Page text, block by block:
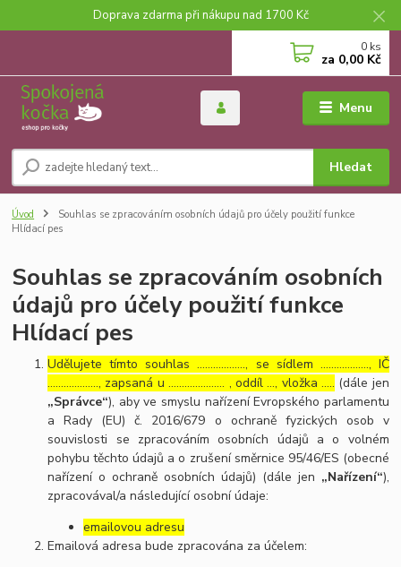
Doprava zdarma při nákupu nad 1700 Kč
Menu
Hledat
0 ks
za 0,00 Kč
Úvod
Souhlas se zpracováním osobních údajů pro účely použití funkce
Hlídací pes
Souhlas se zpracováním osobních
údajů pro účely použití funkce
Hlídací pes
Udělujete tímto souhlas ……………..., se sídlem ………………, IČ
………………., zapsaná u ………………… , oddíl …, vložka ….. (dále jen
„Správce“), aby ve smyslu nařízení Evropského parlamentu
a Rady (EU) č. 2016/679 o ochraně fyzických osob v
souvislosti se zpracováním osobních údajů a o volném
pohybu těchto údajů a o zrušení směrnice 95/46/ES (obecné
nařízení o ochraně osobních údajů) (dále jen „Nařízení“),
zpracovával/a následující osobní údaje:
emailovou adresu
Emailová adresa bude zpracována za účelem: